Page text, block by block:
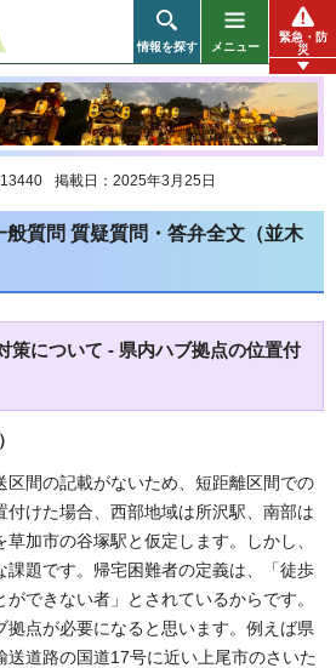
情報を探す メニュー
緊急・防
災
掲載日：2025年3月25日
質問 質疑質問・答弁全文（並木
策について - 県内ハブ拠点の位置付
区間の記載がないため、短距離区間での
付けた場合、西部地域は所沢駅、南部は
加市の谷塚駅と仮定します。しかし、
課題です。帰宅困難者の定義は、「徒歩
できない者」とされているからです。
拠点が必要になると思います。例えば県
送道路の国道17号に近い上尾市のさいた